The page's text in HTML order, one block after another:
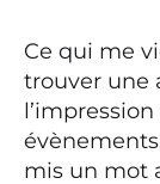
Ce qui me
trouver une
mis un mot